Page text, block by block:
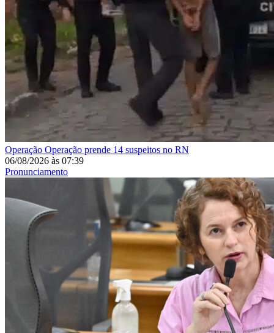
Operação Operação prende 14 suspeitos no RN
06/08/2026 às 07:39
Pronunciamento